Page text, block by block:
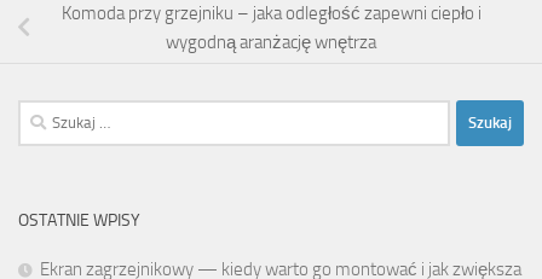
Komoda przy grzejniku – jaka odległość zapewni ciepło i
wygodną aranżację wnętrza
Szukaj:
OSTATNIE WPISY
Ekran zagrzejnikowy — kiedy warto go montować i jak zwiększa